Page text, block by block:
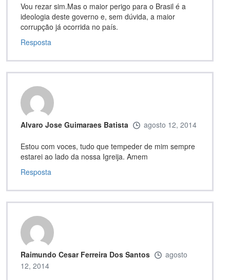
Vou rezar sim.Mas o maior perigo para o Brasil é a
ideologia deste governo e, sem dúvida, a maior
corrupção já ocorrida no país.
Resposta
Alvaro Jose Guimaraes Batista agosto 12, 2014
Estou com voces, tudo que tempeder de mim sempre
estarei ao lado da nossa Igreija. Amem
Resposta
Raimundo Cesar Ferreira Dos Santos
agosto
12, 2014